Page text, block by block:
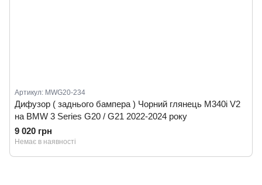
Артикул: MWG20-234
Дифузор ( заднього бампера ) Чорний глянець M340i V2
на BMW 3 Series G20 / G21 2022-2024 року
9 020 грн
Немає в наявності